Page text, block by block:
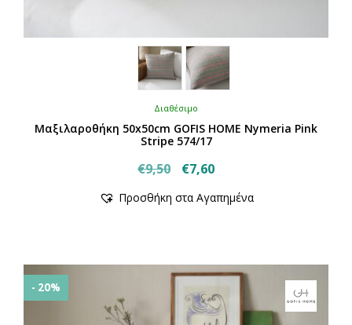
Διαθέσιμο
Μαξιλαροθήκη 50x50cm GOFIS HOME Nymeria Pink
Stripe 574/17
€9,50
Original
was:
€7,60Η
τιμή
Προσθήκη στα Αγαπημένα
- 20%